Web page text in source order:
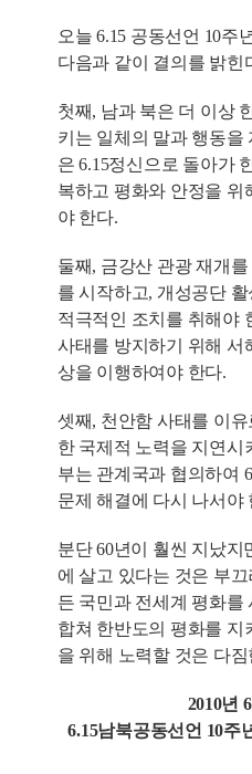
오늘 6.15 공동선언 10주
다음과 같이 결의를 밝힌
첫째, 남과 북은 더 이상
키는 일체의 말과 행동을
은 6.15정신으로 돌아가
복하고 평화와 안정을 위
야 한다.
둘째, 금강산 관광 재개
를 시작하고, 개성공단
적극적인 조치를 취해야
사태를 방지하기 위해 서
상을 이행하여야 한다.
셋째, 천안함 사태를 이
한 국제적 노력을 지연시
부는 관계국과 협의하여
문제 해결에 다시 나서야
분단 60년이 훨씬 지났지
에 살고 있다는 것은 부
든 국민과 전세계 평화를
합쳐 한반도의 평화를 지
을 위해 노력할 것은 다짐
2010년
6.15남북공동선언 10주